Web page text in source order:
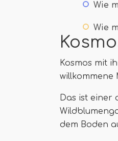
Wie
Wie
Kosmos mit
willkommene
Das ist einer
dem Boden